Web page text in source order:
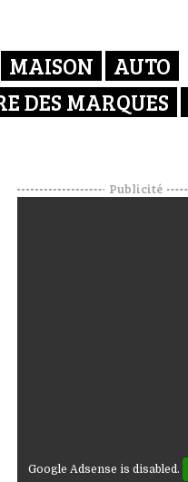
MAISON
AUTO
DES MARQUES
Publicité
Google Adsense is disabled.